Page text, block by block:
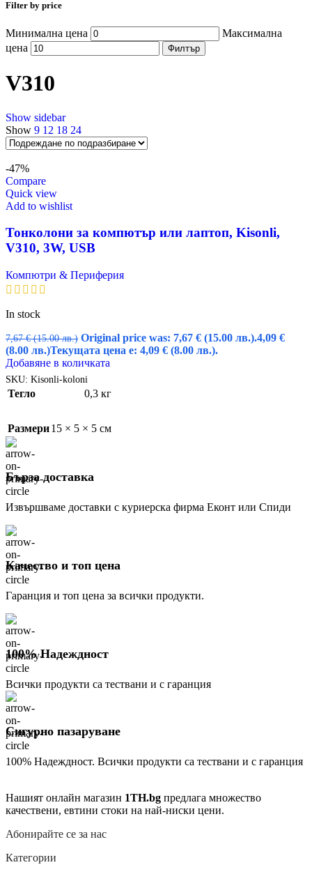
Filter by price
Минимална цена
Максимална
цена
Филтър
V310
Show sidebar
Show 9 12 18 24
-47%
Compare
Quick view
Add to wishlist
Тонколони за компютър или лаптоп, Kisonli,
V310, 3W, USB
Компютри & Периферия
In stock
7,67€ (15.00 лв.) Original price was: 7,67 € (15.00 лв.).4,09 €
(8.00 лв.)Текущата цена е: 4,09 € (8.00 лв.).
Добавяне в количката
SKU: Kisonli-koloni
Тегло 0,3 кг
Размери15 × 5 × 5 см
Бърза доставка
Извършваме доставки с куриерска фирма Еконт или Спиди
Качество и топ цена
Гаранция и топ цена за всички продукти.
100% Надеждност
Всички продукти са тествани и с гаранция
Сигурно пазаруване
100% Надеждност. Всички продукти са тествани и с гаранция
Нашият онлайн магазин 1TH.bg предлага множество
качествени, евтини стоки на най-ниски цени.
Абонирайте се за нас
Категории